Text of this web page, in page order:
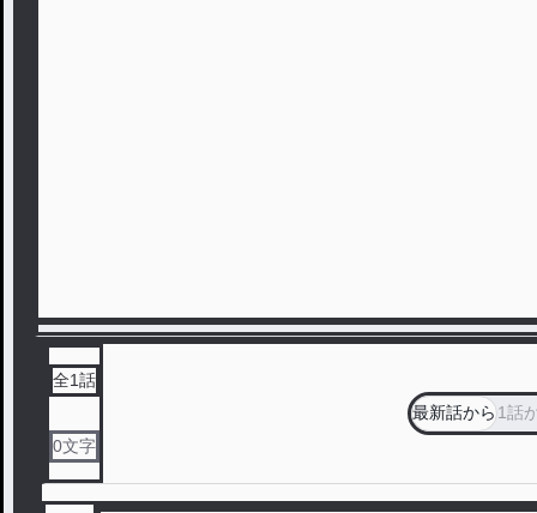
全1話
0文字
最新話から1話